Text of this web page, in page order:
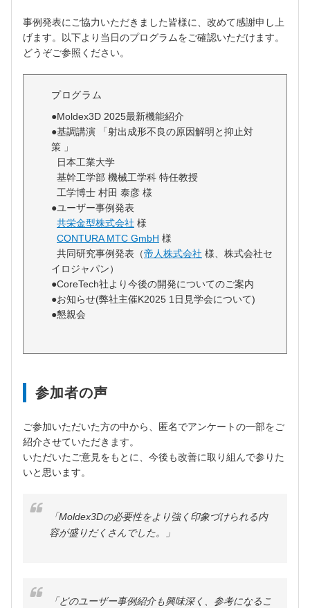
事例発表にご協力いただきました皆様に、改めて感謝申し上
げます。以下より当日のプログラムをご確認いただけます。
どうぞご参照ください。
プログラム
●Moldex3D 2025最新機能紹介
●基調講演 「射出成形不良の原因解明と抑止対
策 」
日本工業大学
基幹工学部 機械工学科 特任教授
工学博士 村田 泰彦 様
●ユーザー事例発表
共栄金型株式会社 様
CONTURA MTC GmbH 様
共同研究事例発表（帝人株式会社 様、株式会社セ
イロジャパン）
●CoreTech社より今後の開発についてのご案内
●お知らせ(弊社主催K2025 1日見学会について)
●懇親会
参加者の声
ご参加いただいた方の中から、匿名でアンケートの一部をご
紹介させていただきます。
いただいたご意見をもとに、 今後も改善に取り組んで参りた
いと思います。
「Moldex3Dの必要性をより強く印象づけられる内
容が盛りだくさんでした。」
「どのユーザー事例紹介も興味深く、参考になるこ